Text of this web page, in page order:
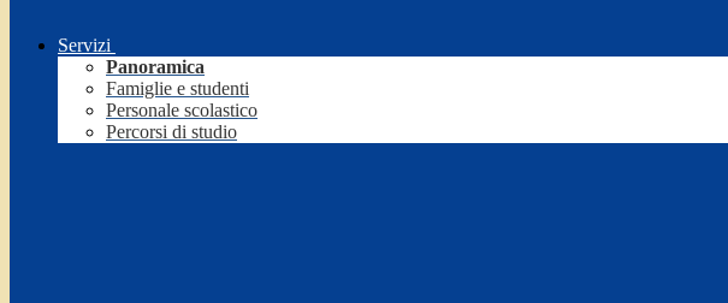
Servizi
Panoramica
Famiglie e studenti
Personale scolastico
Percorsi di studio